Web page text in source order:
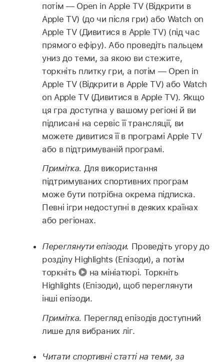
потім — Open in Apple TV (Відкрити в
Apple TV) (до чи після гри) або Watch on
Apple TV (Дивитися в Apple TV) (під час
прямого ефіру). Або проведіть пальцем
униз до теми, за якою ви стежите,
торкніть плитку гри, а потім — Open in
Apple TV (Відкрити в Apple TV) або Watch
on Apple TV (Дивитися в Apple TV). Якщо
ця гра доступна у вашому регіоні й ви
підписані на сервіс її трансляції, ви
можете дивитися її в програмі Apple TV
або в підтримуваній програмі.
Примітка. Для використання
підтримуваних спортивних програм
може бути потрібна окрема підписка.
Певні ігри недоступні в деяких країнах
або регіонах.
Переглянути епізоди. Проведіть угору до
розділу Highlights (Епізоди), а потім
торкніть
на мініатюрі. Торкніть
Highlights (Епізоди), щоб переглянути
інші епізоди.
Примітка. Перегляд епізодів доступний
лише для вибраних ліг.
Читати спортивні статті на теми, за